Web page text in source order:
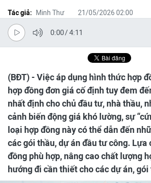
Tác giả: Minh Thư 21/05/2026 02:00
0:00/4:11
(BĐT) - Việc áp dụng hình thức hợp
hợp đồng đơn giá cố định tuy đem
nhất định cho chủ đầu tư, nhà thầu,
cảnh biến động giá khó lường, sự
loại hợp đồng này có thể dẫn đến
các gói thầu, dự án đầu tư công. Lựa
đồng phù hợp, nâng cao chất lượng
hướng đi cần thiết cho các dự án,